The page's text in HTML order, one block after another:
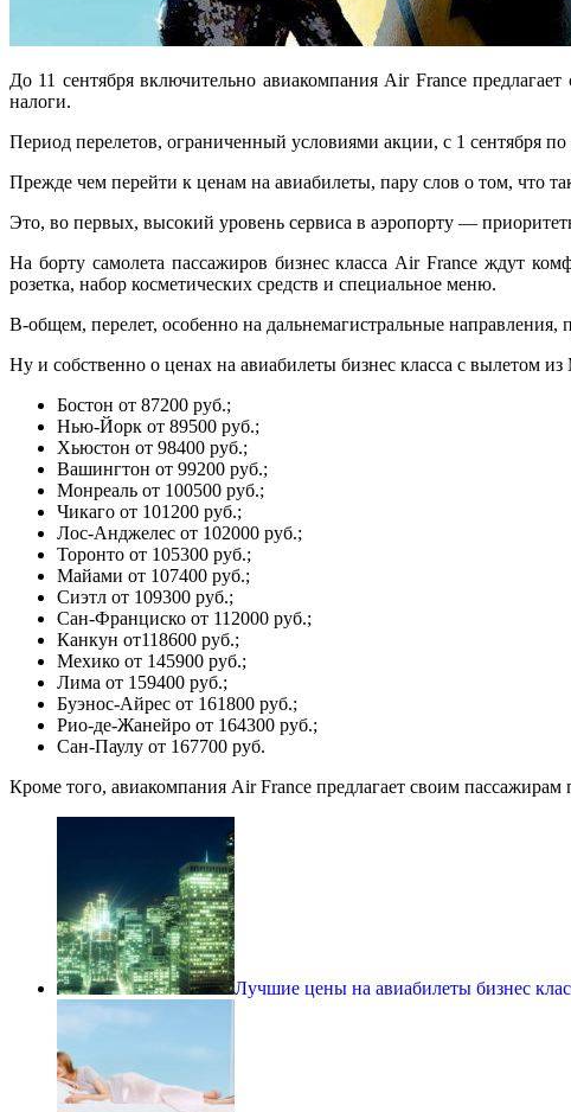
До 11 сентября включительно авиакомпания Air France
налоги.
Период перелетов, ограниченный условиями акции, с 1 сентября
Прежде чем перейти к ценам на авиабилеты, пару слов о том, что
Это, во первых, высокий уровень сервиса в аэропорту —
На борту самолета пассажиров бизнес класса Air France ждут
розетка, набор косметических средств и специальное меню.
В-общем, перелет, особенно на дальнемагистральные направления,
Ну и собственно о ценах на авиабилеты бизнес класса с вылетом
Бостон от 87200 руб.;
Нью-Йорк от 89500 руб.;
Хьюстон от 98400 руб.;
Вашингтон от 99200 руб.;
Монреаль от 100500 руб.;
Чикаго от 101200 руб.;
Лос-Анджелес от 102000 руб.;
Торонто от 105300 руб.;
Майами от 107400 руб.;
Сиэтл от 109300 руб.;
Сан-Франциско от 112000 руб.;
Канкун от118600 руб.;
Мехико от 145900 руб.;
Лима от 159400 руб.;
Буэнос-Айрес от 161800 руб.;
Рио-де-Жанейро от 164300 руб.;
Сан-Паулу от 167700 руб.
Кроме того, авиакомпания Air France предлагает своим
Лучшие цены на авиабилеты бизнес